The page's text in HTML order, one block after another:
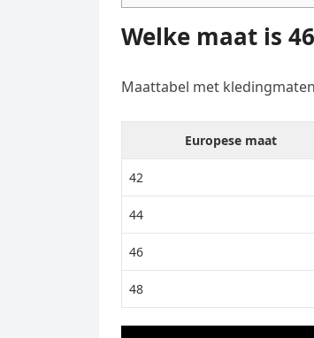
Welke maat is
Maattabel met
Europese maat
42
44
46
48